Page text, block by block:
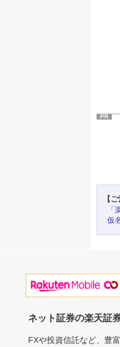
PR
【
「
仮
ネット証券の楽天証
FXや投資信託など、豊